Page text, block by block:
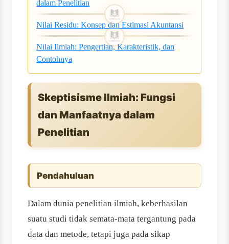
dalam Penelitian
Nilai Residu: Konsep dan Estimasi Akuntansi
Nilai Ilmiah: Pengertian, Karakteristik, dan
Contohnya
Skeptisisme Ilmiah: Fungsi
dan Manfaatnya dalam
Penelitian
Pendahuluan
Dalam dunia penelitian ilmiah, keberhasilan
suatu studi tidak semata-mata tergantung pada
data dan metode, tetapi juga pada sikap